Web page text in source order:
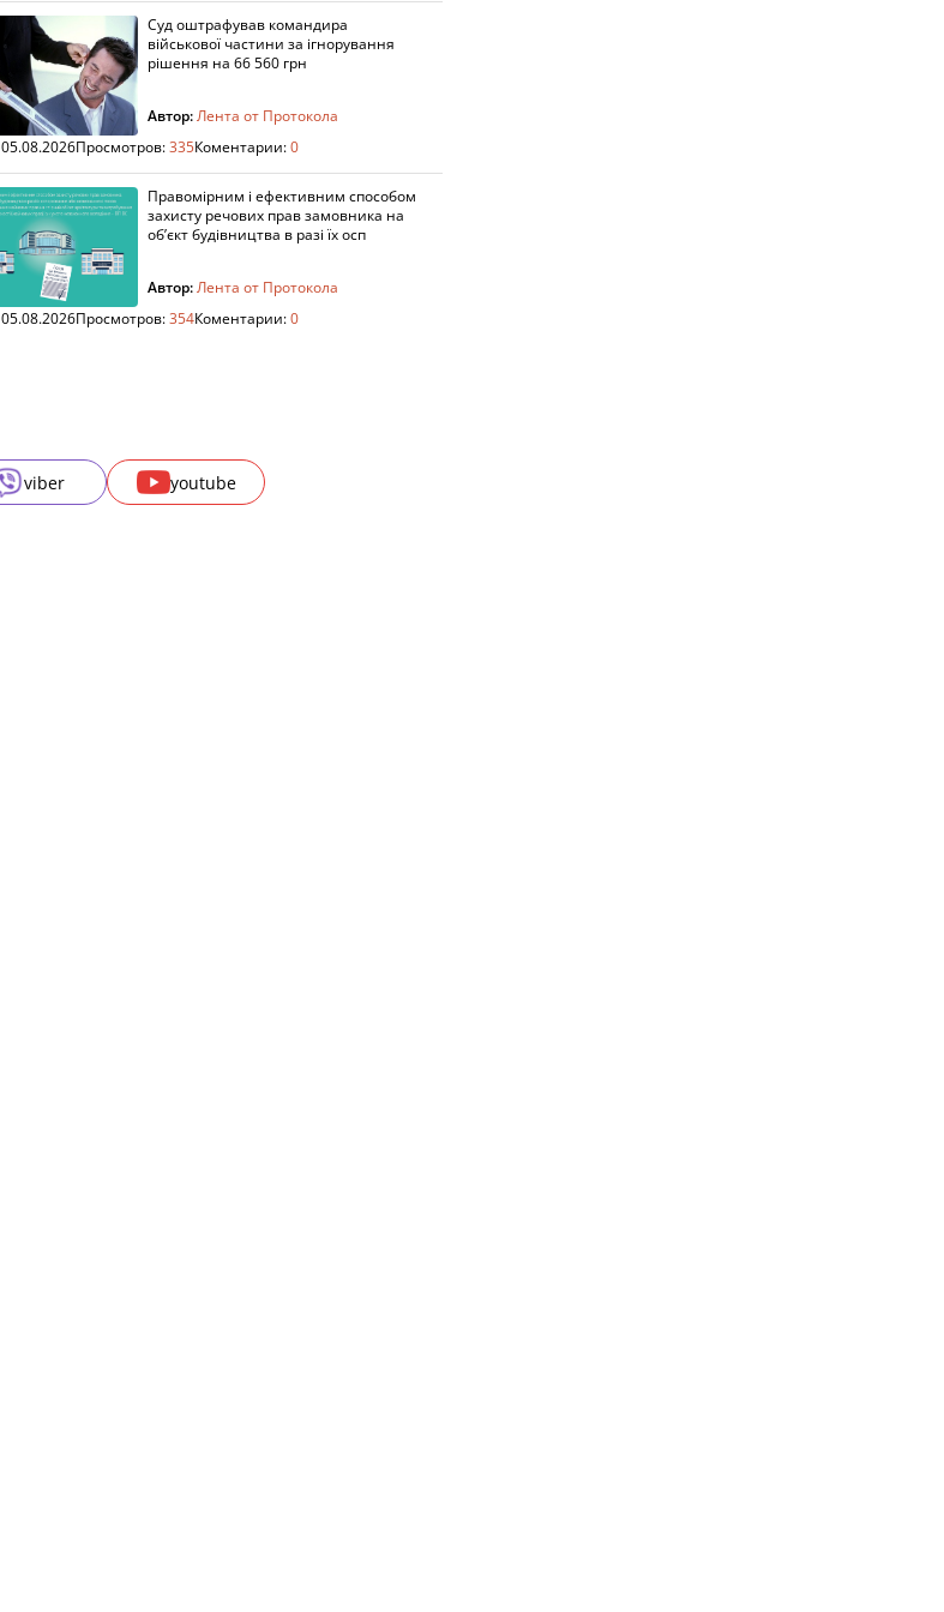
Суд оштрафував командира
військової частини за ігнорування
рішення на 66 560 грн
Автор:Лента от Протокола
05.08.2026Просмотров:335Коментарии:0
Правомірним і ефективним способом
захисту речових прав замовника на
об’єкт будівництва в разі їх осп
Автор:Лента от Протокола
05.08.2026Просмотров:354Коментарии:0
viber youtube